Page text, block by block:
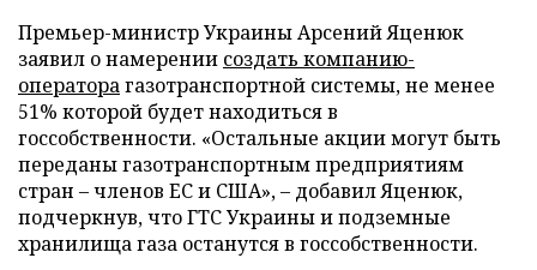
Премьер-министр Украины Арсений Яценюк
заявил о намерении создать компанию-
операторагазотранспортной системы, не менее
51% которой будет находиться в
госсобственности. «Остальные акции могут быть
переданы газотранспортным предприятиям
стран – членов ЕС и США», – добавил Яценюк,
подчеркнув, что ГТС Украины и подземные
хранилища газа останутся в госсобственности.